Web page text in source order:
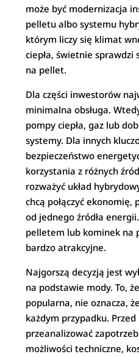
może być modernizacja
pelletu albo systemu
którym liczy się klimat
ciepła, świetnie sprawdzi
na pellet.
Dla części inwestorów
minimalna obsługa.
pompy ciepła, gaz lub
systemy. Dla innych
bezpieczeństwo
korzystania z różnych
rozważyć układ
chcą połączyć ekonomię,
od jednego źródła
pelletem lub kominek na
bardzo atrakcyjne.
Najgorszą decyzją jest
na podstawie mody. To,
popularna, nie oznacza,
każdym przypadku.
przeanalizować
możliwości techniczne,